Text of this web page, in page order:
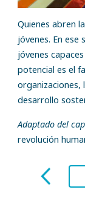
Quienes abren
jóvenes. En
jóvenes
potencial es el
organizaciones,
desarrollo
Adaptado del
revolución